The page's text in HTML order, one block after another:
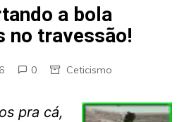
a bola
no travessão!
0 Ceticismo
pra cá,